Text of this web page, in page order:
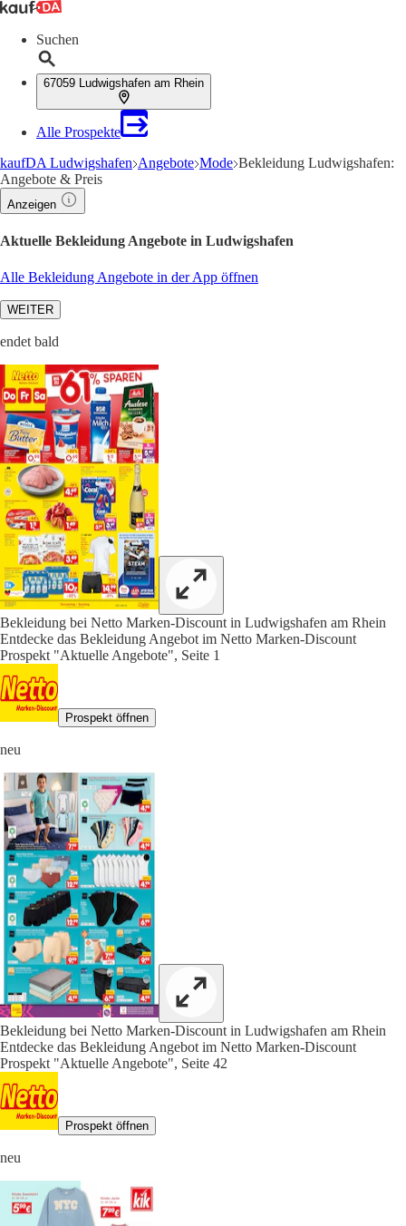
Suchen
67059 Ludwigshafen am Rhein
Alle Prospekte
kaufDA Ludwigshafen Angebote Mode Bekleidung Ludwigshafen:
Angebote & Preis
Anzeigen
Aktuelle Bekleidung Angebote in Ludwigshafen
Alle Bekleidung Angebote in der App öffnen
WEITER
endet bald
Bekleidung bei Netto Marken-Discount in Ludwigshafen am Rhein
Entdecke das Bekleidung Angebot im Netto Marken-Discount
Prospekt "Aktuelle Angebote", Seite 1
Prospekt öffnen
neu
Bekleidung bei Netto Marken-Discount in Ludwigshafen am Rhein
Entdecke das Bekleidung Angebot im Netto Marken-Discount
Prospekt "Aktuelle Angebote", Seite 42
Prospekt öffnen
neu